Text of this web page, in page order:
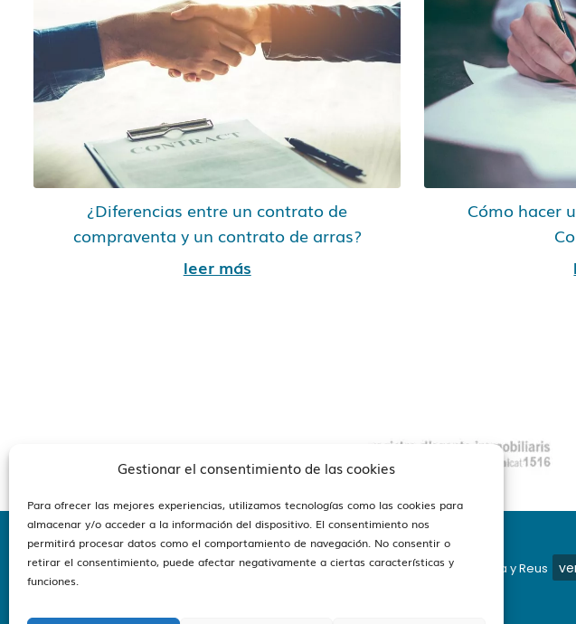
Gestionar el consentimiento de las cookies
Para ofrecer las mejores experiencias, utilizamos tecnologías como las cookies para
almacenar y/o acceder a la información del dispositivo. El consentimiento nos
permitirá procesar datos como el comportamiento de navegación. No consentir o
retirar el consentimiento, puede afectar negativamente a ciertas características y
funciones.
¿Diferencias entre un contrato de
compraventa y un contrato de arras?
leer más
Cómo hacer
Estamos en Barcelona y Reus